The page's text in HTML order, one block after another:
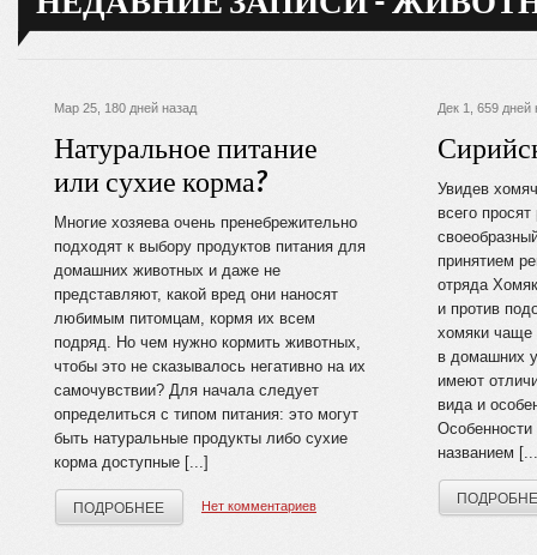
Мар 25, 180 дней назад
Натуральное питание
или сухие корма?
Многие хозяева очень пренебрежительно
подходят к выбору продуктов питания для
домашних животных и даже не
представляют, какой вред они наносят
любимым питомцам, кормя их всем
подряд. Но чем нужно кормить животных,
чтобы это не сказывалось негативно на их
самочувствии? Для начала следует
определиться с типом питания: это могут
быть натуральные продукты либо сухие
корма доступные [...]
ПОДРОБНЕЕ Нет комментариев
Дек 1, 659 дней
Увидев
всего
принятием
отряда
и против
хомяки чаще
в домашних
имеют
вида и
названием